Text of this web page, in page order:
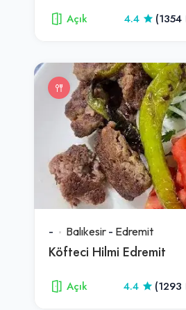
Açık 4.4
- Balıkesir - Edremit
Köfteci Hilmi Edremit
Açık 4.4